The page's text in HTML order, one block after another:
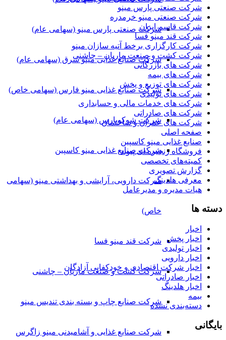
شرکت صنعتی پارس مینو (سهامی عام)
شرکت صنایع غذایی مینو شرق (سهامی عام)
شرکت صنایع غذایی مینو فارس (سهامی خاص)
شرکت شوکوپارس (سهامی عام)
شرکت صنایع غذایی مینو کاسپین
شرکت دارویی، آرایشی و بهداشتی مینو (سهامی
خاص)
شرکت قند مینو فسا
شرکت کشت و صنعت ماریان – چاشنی
شرکت صنایع چاپ و بسته بندی تندیس مینو
شرکت صنایع غذایی و آشامیدنی مینو زاگرس
شرکت صنعتی پارس مینو
شرکت صنعتی مینو خرمدره
شرکت قاسم ایران
شرکت قند مینو فسا
شرکت کارگزاری برخط آتیه سازان مینو
شرکت کشت و صنعت ماریان – چاشنی
شرکت های بازرگانی
شرکت های بیمه
شرکت های توزیع و پخش
شرکت های تولیدی
شرکت های خدمات مالی و حسابداری
شرکت های صادراتی
شرکت های عمران و ساختمان
صفحه اصلی
صنایع غذایی مینو کاسپین
فروشگاه زنجیره ای پیوند
کمیته‌های تخصصی
گزارش تصویری
معرفی هلدینگ
هیات مدیره و مدیرعامل
دسته ها
اخبار
اخبار پخش
اخبار تولیدی
اخبار دارویی
اخبار شرکت اقتصادی و خودکفایی آزادگان
اخبار صادراتی
اخبار هلدینگ
بیمه
دسته‌بندی نشده
بایگانی